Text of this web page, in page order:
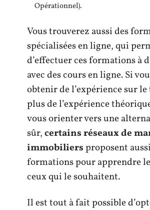
Opérationnel).
Vous trouverez aussi des
spécialisées en ligne, qui
d’effectuer ces formations à
avec des cours en ligne. Si
obtenir de l’expérience sur
plus de l’expérience
vous orienter vers une
sûr,certains réseaux de
immobiliersproposent
formations pour apprendre
ceux qui le souhaitent.
Il est tout à fait possible